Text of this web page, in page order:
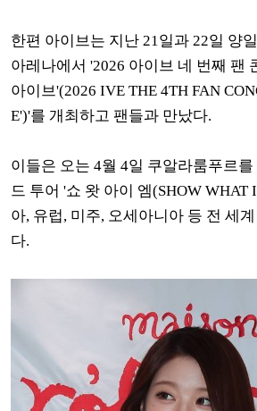
한편 아이브는 지난 21일과 22일 양
아레나에서 '2026 아이브 네 번째 팬
아이브'(2026 IVE THE 4TH FAN
E')'를 개최하고 팬들과 만났다.
이들은 오는 4월 4일 쿠알라룸푸르
드 투어 '쇼 왓 아이 엠(SHOW WHAT
아, 유럽, 미주, 오세아니아 등 전 세
다.